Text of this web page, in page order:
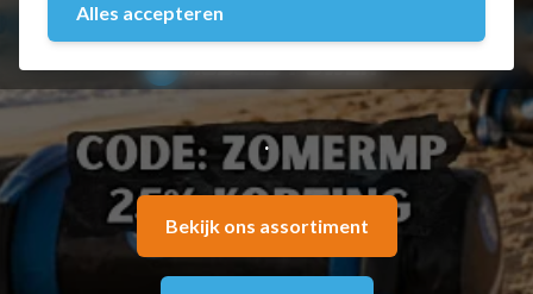
Alles accepteren
.
Bekijk ons assortiment